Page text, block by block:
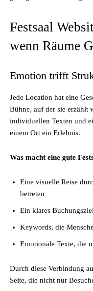
Festsaal
wenn Räume
Emotion trifft
Jede Location hat eine
Bühne, auf der sie erzählt
individuellen Texten und
einem Ort ein Erlebnis.
Was macht eine gute
Eine visuelle Reise
betreten
Ein klares
Keywords, die
Emotionale Texte, die
Durch diese Verbindung
Seite, die nicht nur